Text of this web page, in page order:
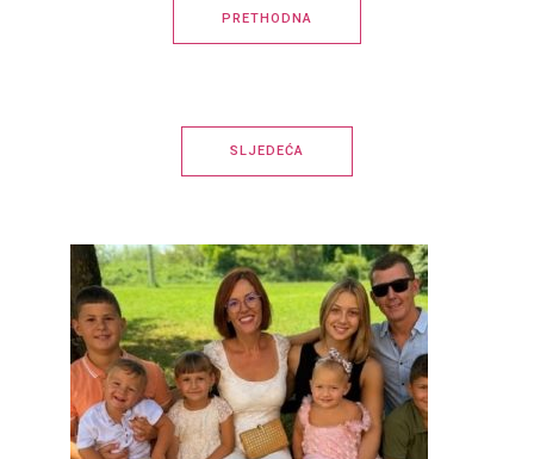
PRETHODNA
SLJEDEĆA